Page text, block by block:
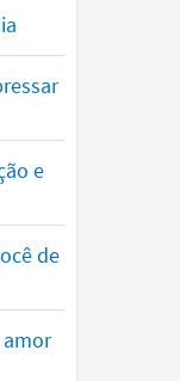
e
de
amor